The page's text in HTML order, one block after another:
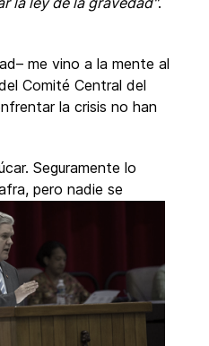
me vino a la mente al
Comité Central del
la crisis no han
Seguramente lo
pero nadie se